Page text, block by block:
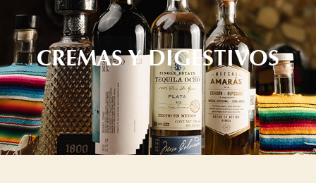
CREMAS Y DIGESTIVOS